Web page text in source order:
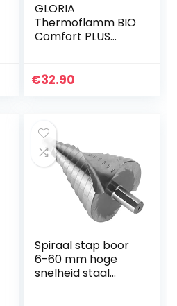
GLORIA
Thermoflamm BIO
Comfort PLUS
Eenvoudige en
€32.90
Spiraal stap boor
6-60 mm hoge
snelheid staal